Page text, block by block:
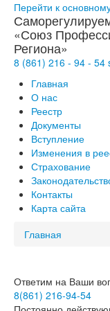
Перейти к
«Союз
Региона»
8 (861) 216 - 94 - 54
Главная
О нас
Реестр
Документы
Вступление
Изменения в
Страхование
Контакты
Карта сайта
Главная
Ответим на Ваши
8(861) 216-94-54